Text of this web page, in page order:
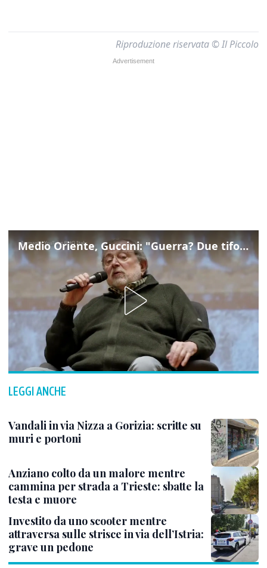
Riproduzione riservata © Il Piccolo
Medio Oriente, Guccini: "Guerra? Due tifoserie che si urlano contro e dimenticano vittime"
LEGGI ANCHE
Vandali in via Nizza a Gorizia: scritte su
muri e portoni
Anziano colto da un malore mentre
cammina per strada a Trieste: sbatte la
testa e muore
Investito da uno scooter mentre
attraversa sulle strisce in via dell’Istria:
grave un pedone